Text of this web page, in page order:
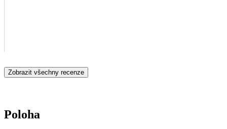
Zobrazit všechny recenze
Poloha